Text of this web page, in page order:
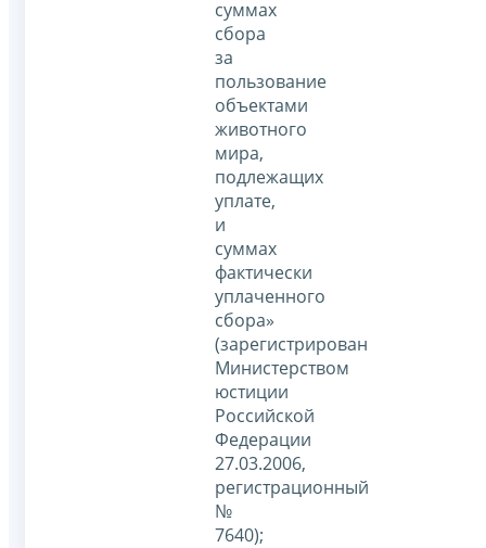
суммах
сбора
за
пользование
объектами
животного
мира,
подлежащих
уплате,
и
суммах
фактически
уплаченного
сбора»
(зарегистрирован
Министерством
юстиции
Российской
Федерации
27.03.2006,
регистрационный
№
7640);